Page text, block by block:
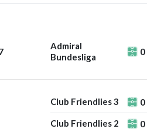
Admiral
Bundesliga
0
Club Friendlies 3 0
Club Friendlies 2 0